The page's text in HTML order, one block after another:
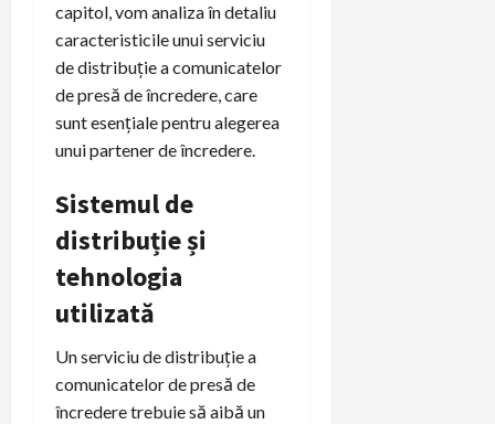
capitol, vom analiza în detaliu
caracteristicile unui serviciu
de distribuție a comunicatelor
de presă de încredere, care
sunt esențiale pentru alegerea
unui partener de încredere.
Sistemul de
distribuție și
tehnologia
utilizată
Un serviciu de distribuție a
comunicatelor de presă de
încredere trebuie să aibă un